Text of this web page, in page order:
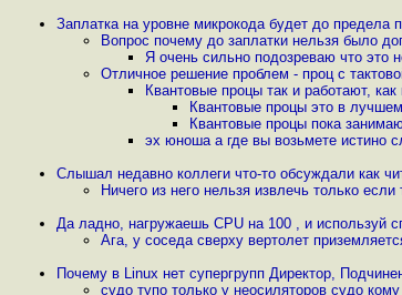
Заплатка на уровне микрокода будет до предела
Вопрос почему до заплатки нельзя было
Я очень сильно подозреваю что это
Отличное решение проблем - проц с
Квантовые процы так и работают,
Квантовые процы это в
Квантовые процы пока
эх юноша а где вы возьмете истино
Слышал недавно коллеги что-то обсуждали как
Ничего из него нельзя извлечь только
Да ладно, нагружаешь CPU на 100 , и используй
Ага, у соседа сверху вертолет
Почему в Linux нет супергрупп Директор,
судо тупо только у неосиляторов судо